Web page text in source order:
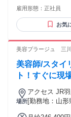
等 ⏩歓迎条件 ───────────── ◇サーバー、ネットワー
ク、 セキュリティなどの 専門知識・経験をお持ちの方 ◇イ
ンフラ構築
チームワーク
条件と理由：
雇用形態： 正社員
お気
美容プラージュ 三
美容師/スタイ
ト！すぐに現
場所
アクセス JR
[勤務地：山